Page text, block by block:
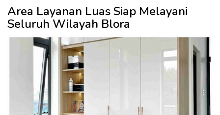
Area Layanan Luas Siap Melayani
Seluruh Wilayah Blora